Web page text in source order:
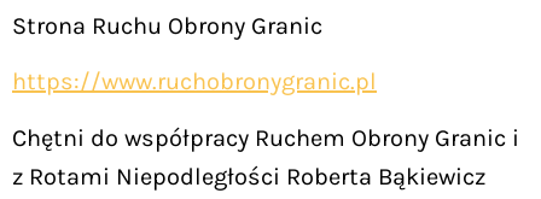
Strona Ruchu Obrony Granic
https://www.ruchobronygranic.pl
Chętni do współpracy Ruchem Obrony Granic i
z Rotami Niepodległości Roberta Bąkiewicz